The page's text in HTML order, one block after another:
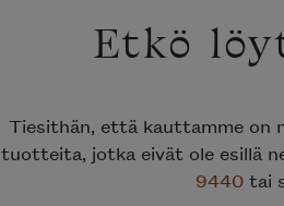
Etkö
Tiesithän, että kauttamme on
tuotteita, jotka eivät ole esillä
9440 tai